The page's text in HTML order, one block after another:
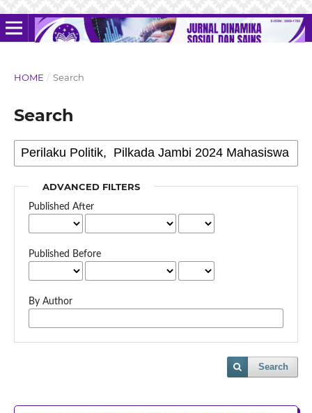
HOME / Search
Search
ADVANCED FILTERS
Published After
Published Before
By Author
Search